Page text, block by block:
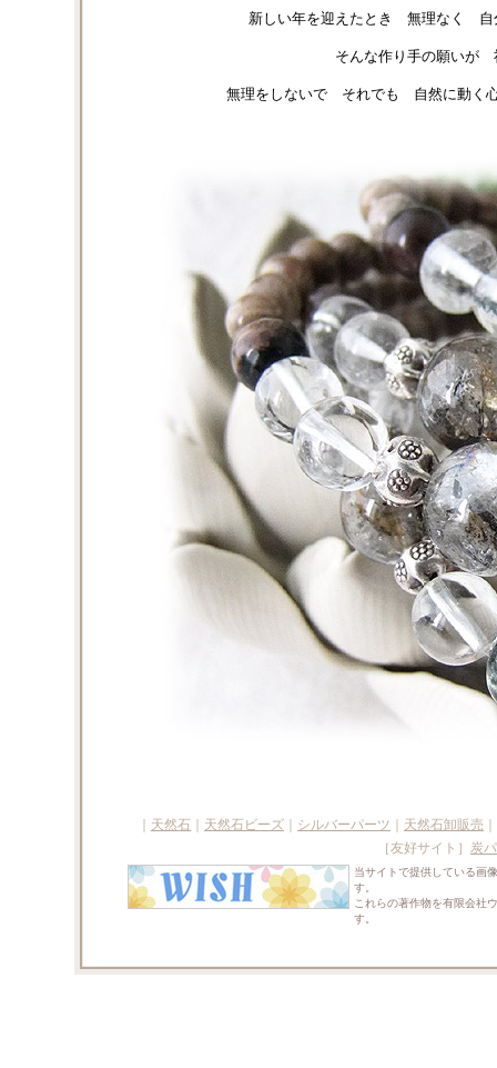
新しい年を迎えたとき 無理なく 自
そんな作り手の願いが
無理をしないで それでも 自然に動く
天然石 天然石ビーズ シルバーパーツ 天然石卸販売
［友好サイト］ 炭
当サイトで提供している画
す。
これらの著作物を有限会社
す。